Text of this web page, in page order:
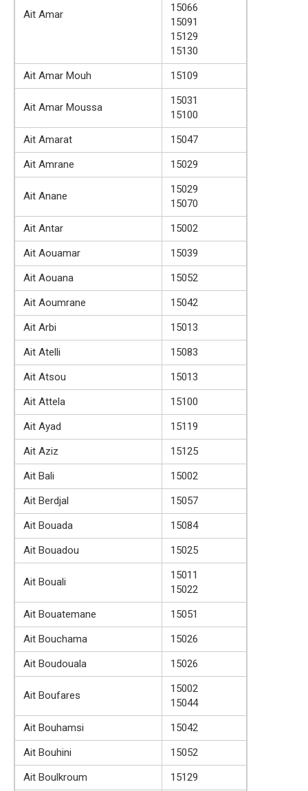
Ait Amar
15066
15091
15129
15130
Ait Amar Mouh
15109
Ait Amar Moussa
15031
15100
Ait Amarat
15047
Ait Amrane
15029
Ait Anane
15029
15070
Ait Antar
15002
Ait Aouamar
15039
Ait Aouana
15052
Ait Aoumrane
15042
Ait Arbi
15013
Ait Atelli
15083
Ait Atsou
15013
Ait Attela
15100
Ait Ayad
15119
Ait Aziz
15125
Ait Bali
15002
Ait Berdjal
15057
Ait Bouada
15084
Ait Bouadou
15025
Ait Bouali
15011
15022
Ait Bouatemane
15051
Ait Bouchama
15026
Ait Boudouala
15026
Ait Boufares
15002
15044
Ait Bouhamsi
15042
Ait Bouhini
15052
Ait Boulkroum
15129